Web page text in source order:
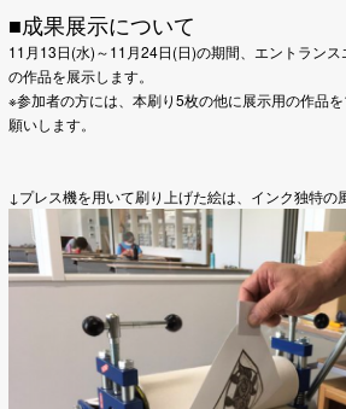
■成果展示について
11月13日(水)～11月24日(日)の期間、エントラン
の作品を展示します。
※参加者の方には、本刷り5枚の他に展示用の作品
願いします。
↓プレス機を用いて刷り上げた絵は、インク独特の